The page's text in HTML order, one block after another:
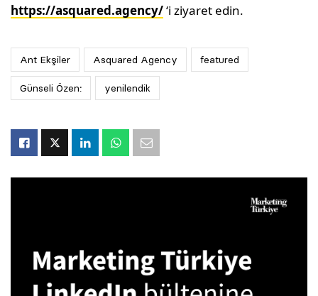
https://asquared.agency/‘i ziyaret edin.
Ant Ekşiler Asquared Agency featured
Günseli Özen: yenilendik